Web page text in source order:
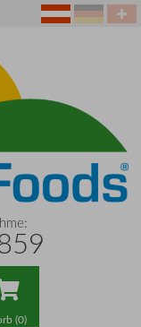
(0)